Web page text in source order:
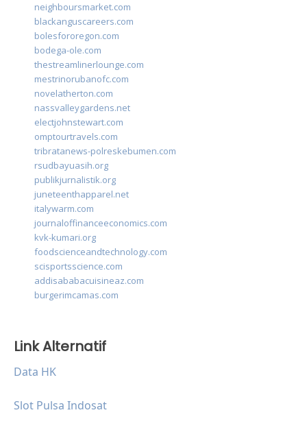
neighboursmarket.com
blackanguscareers.com
bolesfororegon.com
bodega-ole.com
thestreamlinerlounge.com
mestrinorubanofc.com
novelatherton.com
nassvalleygardens.net
electjohnstewart.com
omptourtravels.com
tribratanews-polreskebumen.com
rsudbayuasih.org
publikjurnalistik.org
juneteenthapparel.net
italywarm.com
journaloffinanceeconomics.com
kvk-kumari.org
foodscienceandtechnology.com
scisportsscience.com
addisababacuisineaz.com
burgerimcamas.com
Link Alternatif
Data HK
Slot Pulsa Indosat